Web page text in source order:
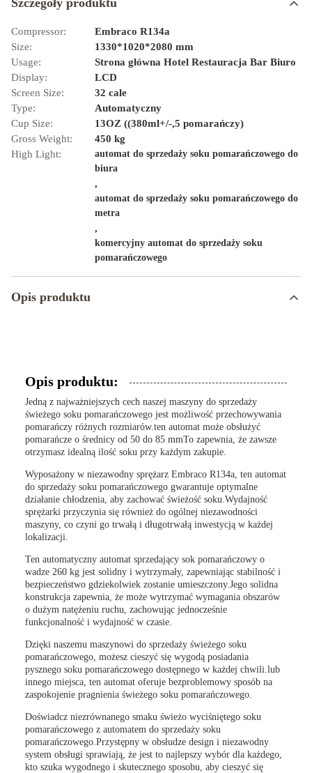
Szczegóły produktu
Compressor:
Embraco R134a
Size:
1330*1020*2080 mm
Usage:
Strona główna Hotel Restauracja Bar Biuro
Display:
LCD
Screen Size:
32 cale
Type:
Automatyczny
Cup Size:
13OZ ((380ml+/-,5 pomarańczy)
Gross Weight:
450 kg
High Light:
automat do sprzedaży soku pomarańczowego do
biura
,
automat do sprzedaży soku pomarańczowego do
metra
,
komercyjny automat do sprzedaży soku
pomarańczowego
Opis produktu
Opis produktu:
Jedną z najważniejszych cech naszej maszyny do sprzedaży
świeżego soku pomarańczowego jest możliwość przechowywania
pomarańczy różnych rozmiarów.ten automat może obsłużyć
pomarańcze o średnicy od 50 do 85 mmTo zapewnia, że zawsze
otrzymasz idealną ilość soku przy każdym zakupie.
Wyposażony w niezawodny sprężarz Embraco R134a, ten automat
do sprzedaży soku pomarańczowego gwarantuje optymalne
działanie chłodzenia, aby zachować świeżość soku.Wydajność
sprężarki przyczynia się również do ogólnej niezawodności
maszyny, co czyni go trwałą i długotrwałą inwestycją w każdej
lokalizacji.
Ten automatyczny automat sprzedający sok pomarańczowy o
wadze 260 kg jest solidny i wytrzymały, zapewniając stabilność i
bezpieczeństwo gdziekolwiek zostanie umieszczony.Jego solidna
konstrukcja zapewnia, że może wytrzymać wymagania obszarów
o dużym natężeniu ruchu, zachowując jednocześnie
funkcjonalność i wydajność w czasie.
Dzięki naszemu maszynowi do sprzedaży świeżego soku
pomarańczowego, możesz cieszyć się wygodą posiadania
pysznego soku pomarańczowego dostępnego w każdej chwili.lub
innego miejsca, ten automat oferuje bezproblemowy sposób na
zaspokojenie pragnienia świeżego soku pomarańczowego.
Doświadcz niezrównanego smaku świeżo wyciśniętego soku
pomarańczowego z automatem do sprzedaży soku
pomarańczowego.Przystępny w obsłudze design i niezawodny
system obsługi sprawiają, że jest to najlepszy wybór dla każdego,
kto szuka wygodnego i skutecznego sposobu, aby cieszyć się